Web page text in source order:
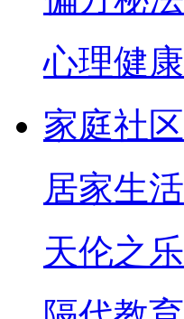
心理健康
家庭社区
居家生活
天伦之乐